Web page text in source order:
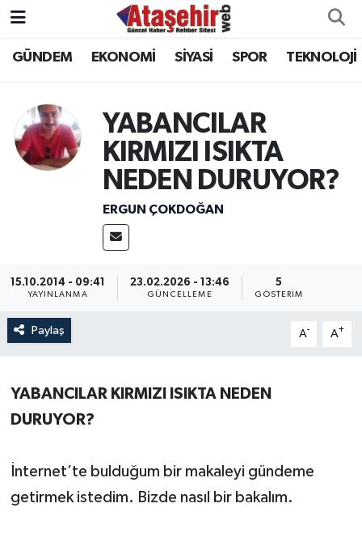
GÜNDEM EKONOMİ SİYASİ SPOR TEKNOLOJİ
YABANCILAR
KIRMIZI ISIKTA
NEDEN DURUYOR?
ERGUN ÇOKDOĞAN
15.10.2014 - 09:41
YAYINLANMA
23.02.2026 - 13:46
GÜNCELLEME
5
GÖSTERIM
Paylaş A- A+
YABANCILAR KIRMIZI ISIKTA NEDEN
DURUYOR?
İnternet’te bulduğum bir makaleyi gündeme
getirmek istedim. Bizde nasıl bir bakalım.
Hava Durumu
Trafik Durumu
Süper Lig Puan Durumu ve Fikstür
Tüm Manşetler
Son Dakika Haberleri